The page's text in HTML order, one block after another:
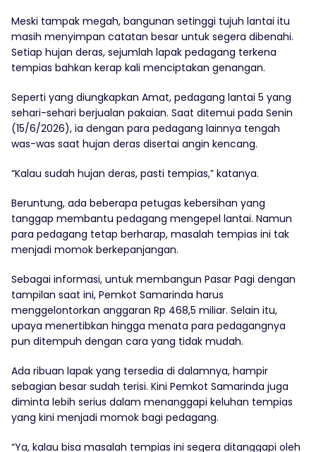
Meski tampak megah, bangunan setinggi tujuh lantai itu
masih menyimpan catatan besar untuk segera dibenahi.
Setiap hujan deras, sejumlah lapak pedagang terkena
tempias bahkan kerap kali menciptakan genangan.
Seperti yang diungkapkan Amat, pedagang lantai 5 yang
sehari-sehari berjualan pakaian. Saat ditemui pada Senin
(15/6/2026), ia dengan para pedagang lainnya tengah
was-was saat hujan deras disertai angin kencang.
“Kalau sudah hujan deras, pasti tempias,” katanya.
Beruntung, ada beberapa petugas kebersihan yang
tanggap membantu pedagang mengepel lantai. Namun
para pedagang tetap berharap, masalah tempias ini tak
menjadi momok berkepanjangan.
Sebagai informasi, untuk membangun Pasar Pagi dengan
tampilan saat ini, Pemkot Samarinda harus
menggelontorkan anggaran Rp 468,5 miliar. Selain itu,
upaya menertibkan hingga menata para pedagangnya
pun ditempuh dengan cara yang tidak mudah.
Ada ribuan lapak yang tersedia di dalamnya, hampir
sebagian besar sudah terisi. Kini Pemkot Samarinda juga
diminta lebih serius dalam menanggapi keluhan tempias
yang kini menjadi momok bagi pedagang.
“Ya, kalau bisa masalah tempias ini segera ditanggapi oleh